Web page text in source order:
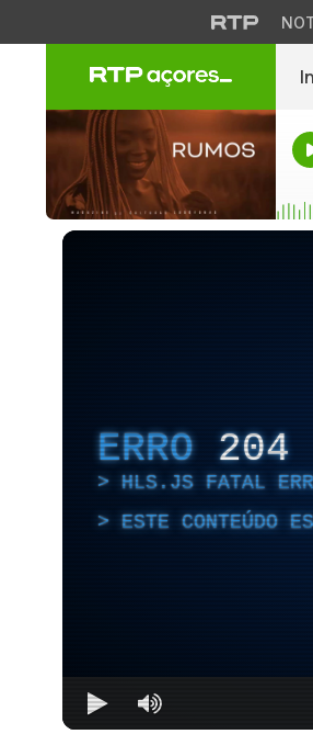
ERRO 204
HLS.JS FATAL
ESTE CONTEÚDO